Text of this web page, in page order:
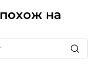
похож на